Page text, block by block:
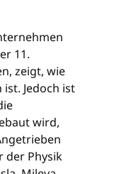
11.
zeigt, wie
Jedoch ist
wird,
der Physik